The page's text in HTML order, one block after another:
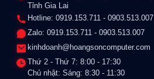
Tỉnh Gia Lai
Hotline: 0919.153.711 - 0903.513.007
Zalo: 0919.153.711 - 0903.513.007
kinhdoanh@hoangsoncomputer.com
Thứ 2 - Thứ 7: 8:00 - 17:30
Chủ nhật: Sáng: 8:30 - 11:30